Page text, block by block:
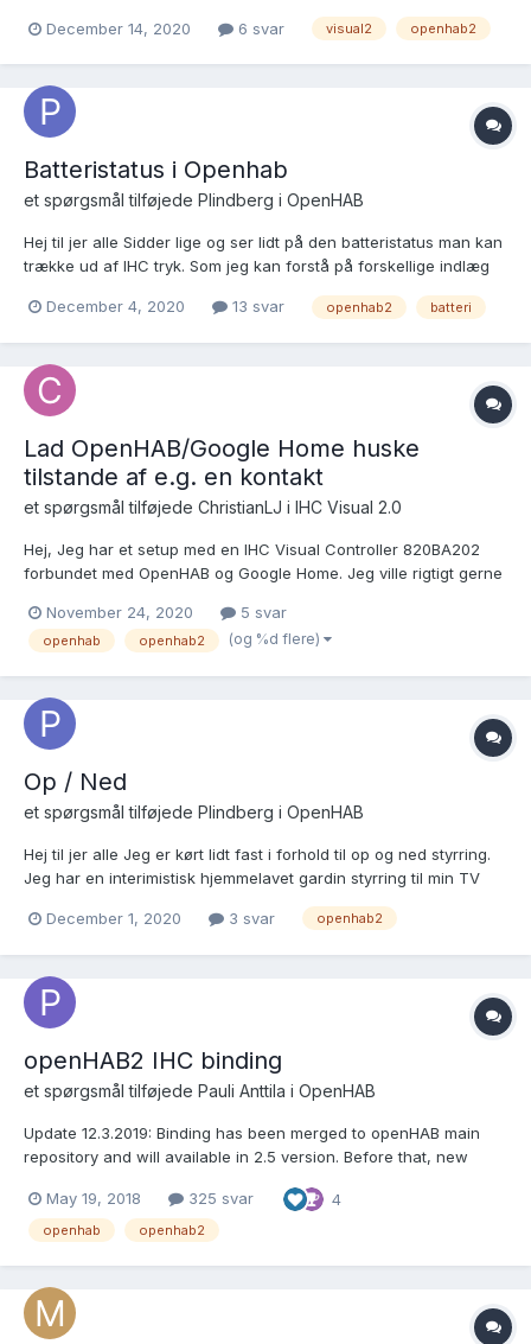
such from OpenHAB. Now I'm trying if I can control some lights
December 14, 2020 6 svar visual2 openhab2
Batteristatus i Openhab
et spørgsmål tilføjede Plindberg i OpenHAB
Hej til jer alle Sidder lige og ser lidt på den batteristatus man kan
trække ud af IHC tryk. Som jeg kan forstå på forskellige indlæg
on/off funktion i forhold til om batteri er ok eller ikke ok, er det
December 4, 2020 13 svar openhab2 batteri
Lad OpenHAB/Google Home huske
tilstande af e.g. en kontakt
et spørgsmål tilføjede ChristianLJ i IHC Visual 2.0
Hej, Jeg har et setup med en IHC Visual Controller 820BA202
forbundet med OpenHAB og Google Home. Jeg ville rigtigt gerne
(uden dimmer) men har en hel del besværligheder med dette.
Hvis vi tager udgangspunkt i vores ude...
November 24, 2020 5 svar
openhab openhab2 (og %d flere)
Op / Ned
et spørgsmål tilføjede Plindberg i OpenHAB
Hej til jer alle Jeg er kørt lidt fast i forhold til op og ned styrring.
Jeg har en interimistisk hjemmelavet gardin styrring til min TV
hun ikke vil køre den op og ned. Jeg har et id på "OP" som er
December 1, 2020 3 svar openhab2
openHAB2 IHC binding
et spørgsmål tilføjede Pauli Anttila i OpenHAB
Update 12.3.2019: Binding has been merged to openHAB main
repository and will available in 2.5 version. Before that, new
Before official add-on documentation page is updated, binding
documentation can found here. NOTE....
May 19, 2018 325 svar 4
openhab openhab2